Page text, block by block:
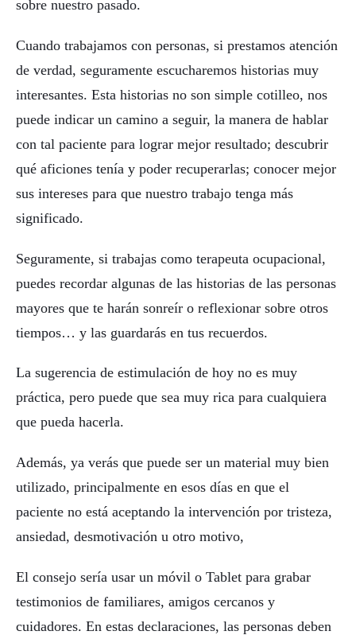
sobre nuestro pasado.
Cuando trabajamos con personas, si prestamos atención
de verdad, seguramente escucharemos historias muy
interesantes. Esta historias no son simple cotilleo, nos
puede indicar un camino a seguir, la manera de hablar
con tal paciente para lograr mejor resultado; descubrir
qué aficiones tenía y poder recuperarlas; conocer mejor
sus intereses para que nuestro trabajo tenga más
significado.
Seguramente, si trabajas como terapeuta ocupacional,
puedes recordar algunas de las historias de las personas
mayores que te harán sonreír o reflexionar sobre otros
tiempos… y las guardarás en tus recuerdos.
La sugerencia de estimulación de hoy no es muy
práctica, pero puede que sea muy rica para cualquiera
que pueda hacerla.
Además, ya verás que puede ser un material muy bien
utilizado, principalmente en esos días en que el
paciente no está aceptando la intervención por tristeza,
ansiedad, desmotivación u otro motivo,
El consejo sería usar un móvil o Tablet para grabar
testimonios de familiares, amigos cercanos y
cuidadores. En estas declaraciones, las personas deben